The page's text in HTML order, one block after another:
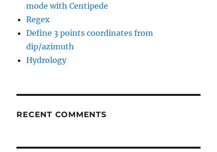
mode with Centipede
Regex
Define 3 points coordinates from
dip/azimuth
Hydrology
RECENT COMMENTS